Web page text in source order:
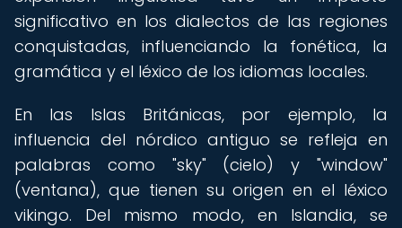
significativo en los dialectos de las regiones
conquistadas, influenciando la fonética, la
gramática y el léxico de los idiomas locales.
En las Islas Británicas, por ejemplo, la
influencia del nórdico antiguo se refleja en
palabras como "sky" (cielo) y "window"
(ventana), que tienen su origen en el léxico
vikingo. Del mismo modo, en Islandia, se